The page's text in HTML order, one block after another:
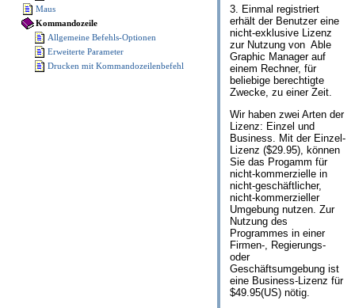
Maus
Kommandozeile
Allgemeine Befehls-Optionen
Erweiterte Parameter
Drucken mit Kommandozeilenbefehl
3. Einmal registriert
erhält der Benutzer eine
nicht-exklusive Lizenz
zur Nutzung von Able
Graphic Manager auf
einem Rechner, für
beliebige berechtigte
Zwecke, zu einer Zeit.
Wir haben zwei Arten der
Lizenz: Einzel und
Business. Mit der Einzel-
Lizenz ($29.95), können
Sie das Progamm für
nicht-kommerzielle in
nicht-geschäftlicher,
nicht-kommerzieller
Umgebung nutzen. Zur
Nutzung des
Programmes in einer
Firmen-, Regierungs-
oder
Geschäftsumgebung ist
eine Business-Lizenz für
$49.95(US) nötig.